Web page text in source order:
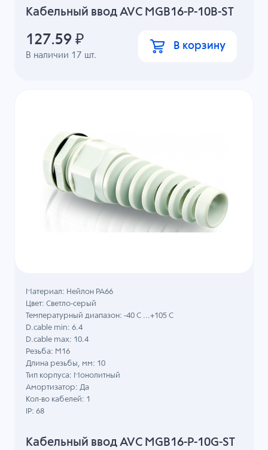
Кабельный ввод AVC MGB16-P-10B-ST
В наличии 17 шт.
127.59 ₽ В корзину
Кабельный ввод AVC MGB16-P-10G-ST
Материал: Нейлон PA66
Цвет: Светло-серый
Температурный диапазон: -40 C ...+105 C
D.cable min: 6.4
D.cable max: 10.4
Резьба: M16
Длина резьбы, мм: 10
Тип корпуса: Монолитный
Амортизатор: Да
Кол-во кабелей: 1
IP: 68